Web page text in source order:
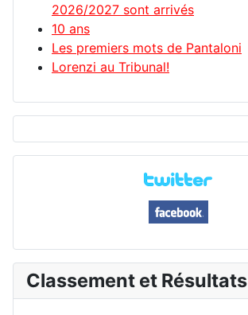
2026/2027 sont arrivés
10 ans
Les premiers mots de Pantaloni
Lorenzi au Tribunal!
Classement et Résultats